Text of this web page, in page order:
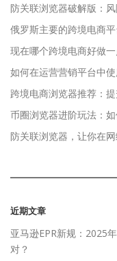
防关联浏览器破解版：
俄罗斯主要的跨境电商
现在哪个跨境电商好做
如何在运营营销平台中
跨境电商浏览器推荐：
币圈浏览器进阶玩法：
防关联浏览器，让你在
近期文章
亚马逊EPR新规：2025
对？